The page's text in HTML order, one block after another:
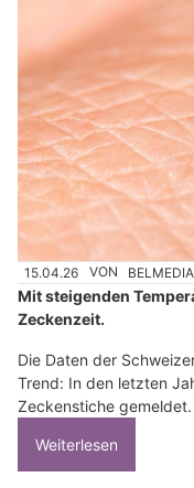
15.04.26 VON
Mit steigenden
Zeckenzeit.
Die Daten der
Trend: In den letzten
Zeckenstiche gemeldet.
Weiterlesen